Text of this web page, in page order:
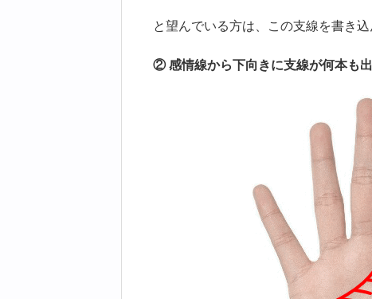
と望んでいる方は、この支線を書き込
② 感情線から下向きに支線が何本も